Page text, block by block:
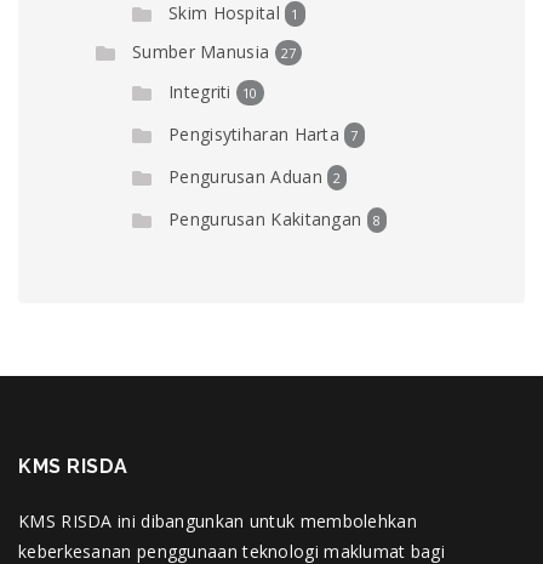
Skim Hospital 1
Sumber Manusia 27
Integriti 10
Pengisytiharan Harta 7
Pengurusan Aduan 2
Pengurusan Kakitangan 8
KMS RISDA
KMS RISDA ini dibangunkan untuk membolehkan
keberkesanan penggunaan teknologi maklumat bagi